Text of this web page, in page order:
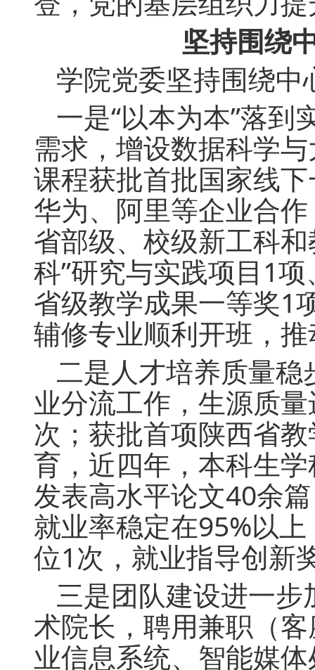
坚持围绕
学院党委坚持围绕
一是“以本为本”落
需求，增设数据科学
课程获批首批国家线
华为、阿里等企业合
省部级、校级新工科
科”研究与实践项目1
省级教学成果一等奖1
辅修专业顺利开班，推
二是人才培养质量
业分流工作，生源质
次；获批首项陕西省
育，近四年，本科生
发表高水平论文40余
就业率稳定在95%以
位1次，就业指导创新
三是团队建设进一
术院长，聘用兼职（
业信息系统、智能媒